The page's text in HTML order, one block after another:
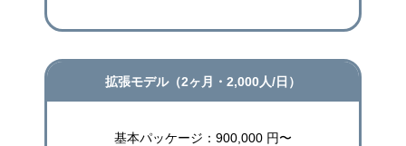
拡張モデル（2ヶ月・2,000人/日）
基本パッケージ：900,000 円〜